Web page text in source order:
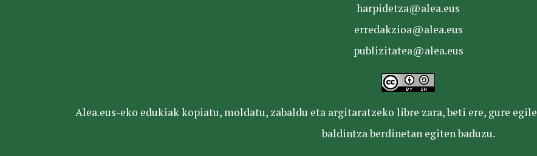
harpidetza@alea.eus
erredakzioa@alea.eus
publizitatea@alea.eus
Alea.eus-eko edukiak kopiatu, moldatu, zabaldu eta argitaratzeko libre zara, beti ere, gure
baldintza berdinetan egiten baduzu.